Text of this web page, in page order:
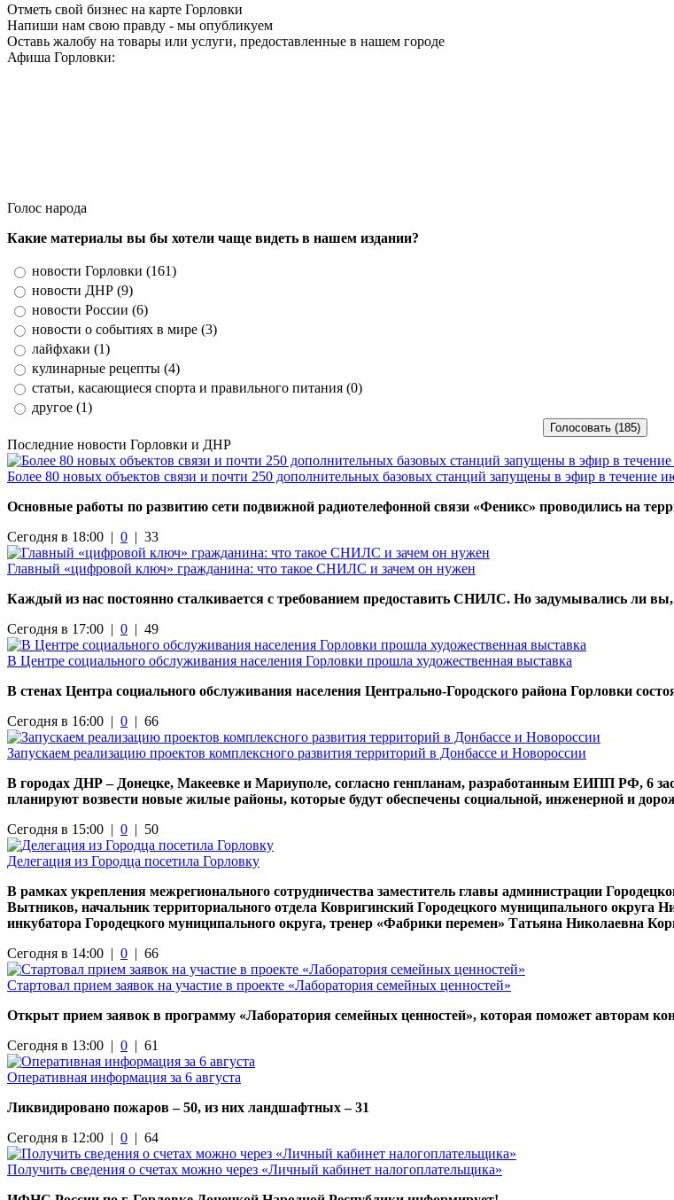
Отметь свой бизнес на карте Горловки
Напиши нам свою правду - мы опубликуем
Оставь жалобу на товары или услуги, предоставленные в нашем городе
Афиша Горловки:
Голос народа
Какие материалы вы бы хотели чаще видеть в нашем издании?
новости Горловки (161)
новости ДНР (9)
новости России (6)
новости о событиях в мире (3)
лайфхаки (1)
кулинарные рецепты (4)
статьи, касающиеся спорта и правильного питания (0)
другое (1)
Последние новости Горловки и ДНР
Более 80 новых объектов связи и почти 250 дополнительных базовых станций запущены в эфир в течение
Основные работы по развитию сети подвижной радиотелефонной связи «Феникс» проводились на
Сегодня в 18:00 | 0 | 33
Главный «цифровой ключ» гражданина: что такое СНИЛС и зачем он нужен
Каждый из нас постоянно сталкивается с требованием предоставить СНИЛС. Но задумывались ли
Сегодня в 17:00 | 0 | 49
В Центре социального обслуживания населения Горловки прошла художественная выставка
В стенах Центра социального обслуживания населения Центрально-Городского района Горловки
Сегодня в 16:00 | 0 | 66
Запускаем реализацию проектов комплексного развития территорий в Донбассе и Новороссии
В городах ДНР – Донецке, Макеевке и Мариуполе, согласно генпланам, разработанным ЕИПП РФ, 6
планируют возвести новые жилые районы, которые будут обеспечены социальной, инженерной и
Сегодня в 15:00 | 0 | 50
Делегация из Городца посетила Горловку
В рамках укрепления межрегионального сотрудничества заместитель главы администрации
Вытников, начальник территориального отдела Ковригинский Городецкого муниципального округа
инкубатора Городецкого муниципального округа, тренер «Фабрики перемен» Татьяна Николаевна
Сегодня в 14:00 | 0 | 66
Стартовал прием заявок на участие в проекте «Лаборатория семейных ценностей»
Открыт прием заявок в программу «Лаборатория семейных ценностей», которая поможет авторам
Сегодня в 13:00 | 0 | 61
Оперативная информация за 6 августа
Ликвидировано пожаров – 50, из них ландшафтных – 31
Сегодня в 12:00 | 0 | 64
Получить сведения о счетах можно через «Личный кабинет налогоплательщика»